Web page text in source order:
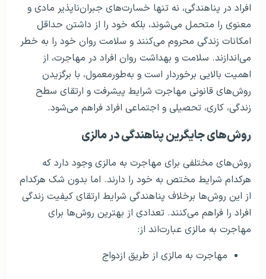
افراد در پناهندگی، نه تنها خسارت‌های جبران‌ناپذیر مادی و
معنوی را متحمل می‌شوند، بلکه خود را از داشتن حداقل
امکانات زندگی محروم می‌کنند و سلامت روان خود را به خطر
می‌اندازند. سلامت و بهداشت روان افراد در مهاجرت، از
اهمیت بالایی برخوردار است و به‌طورمعمول، با برگزیدن
روش‌های قانونی مهاجرت شرایط پیشرفت و ارتقای سطح
زندگی، کاری، تحصیلی و اجتماعی افراد فراهم می‌شود.
روش‌های جایگرین پناهندگی در مالزی
روش‌های مختلفی برای مهاجرت به مالزی وجود دارد که
هرکدام شرایط مختص به خود را دارند. اما بدون شک هرکدام
از این روش‌ها برخلاف پناهندگی شرایط ارتقای کیفیت زندگی
افراد را فراهم می‌کنند. تعدادی از بهترین روش‌ها برای
مهاجرت به مالزی عبارت‌اند از:
مهاجرت به مالزی از طریق ازدواج